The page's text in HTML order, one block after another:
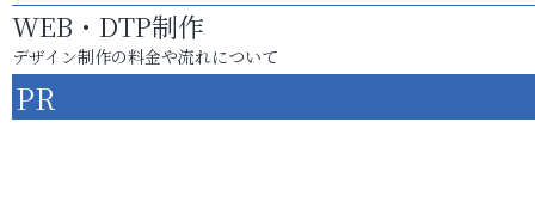
WEB・DTP制作
デザイン制作の料金や流れについて
PR